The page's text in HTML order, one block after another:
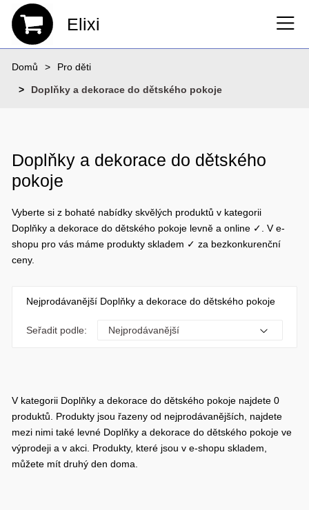
Elixi
Domů Pro děti
Doplňky a dekorace do dětského pokoje
Doplňky a dekorace do dětského
pokoje
Vyberte si z bohaté nabídky skvělých produktů v kategorii
Doplňky a dekorace do dětského pokoje levně a online ✓. V e-
shopu pro vás máme produkty skladem ✓ za bezkonkurenční
ceny.
Nejprodávanější Doplňky a dekorace do dětského pokoje
Seřadit podle:
V kategorii Doplňky a dekorace do dětského pokoje najdete 0
produktů. Produkty jsou řazeny od nejprodávanějších, najdete
mezi nimi také levné Doplňky a dekorace do dětského pokoje ve
výprodeji a v akci. Produkty, které jsou v e-shopu skladem,
můžete mít druhý den doma.